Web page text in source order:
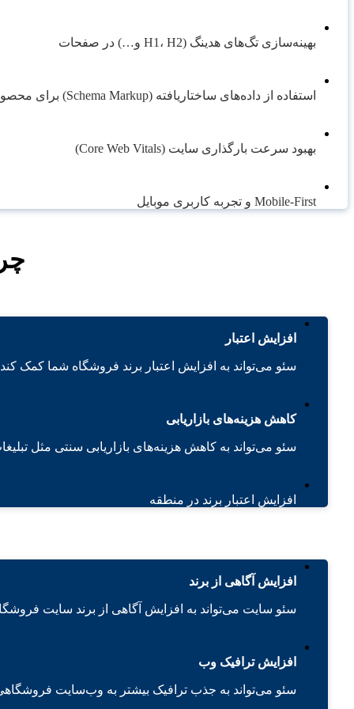
بهینه‌سازی تگ‌های هدینگ (H1، H2 و…) در صفحات
استفاده از داده‌های ساختاریافته (Schema Markup) برای محصول
بهبود سرعت بارگذاری سایت (Core Web Vitals)
Mobile-First و تجربه کاربری موبایل
افزایش اعتبار
سئو می‌تواند به افزایش اعتبار برند فروشگاه شما کمک
کاهش هزینه‌های بازاریابی
سئو می‌تواند به کاهش هزینه‌های بازاریابی سنتی مثل
افزایش اعتبار برند در منطقه
افزایش آگاهی از برند
سئو سایت می‌تواند به افزایش آگاهی از برند سایت
افزایش ترافیک وب
سئو می‌تواند به جذب ترافیک بیشتر به وب‌سایت